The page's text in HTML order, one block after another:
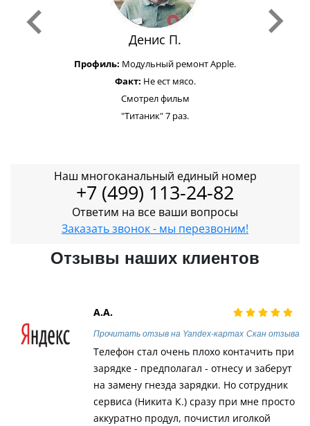
Денис П.
Профиль: Модульный ремонт Apple.
Факт: Не ест мясо.
Смотрел фильм
"Титаник" 7 раз.
Наш многоканальный единый номер
+7 (499) 113-24-82
Ответим на все ваши вопросы
Заказать звонок - мы перезвоним!
Отзывы наших клиентов
А.А.
Прочитать отзыв на Yandex-картах Скан отзыва
Телефон стал очень плохо контачить при
зарядке - предполагал - отнесу и заберут
на замену гнезда зарядки. Но сотрудник
сервиса (Никита К.) сразу при мне просто
аккуратно продул, почистил иголкой